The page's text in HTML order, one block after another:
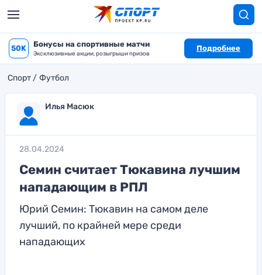
50K Бонусы на спортивные матчи
Эксклюзивные акции, розыгрыши призов
Подробнее
Спорт Футбол
Илья Масюк
28.04.2024
Семин считает Тюкавина лучшим
нападающим в РПЛ
Юрий Семин: Тюкавин на самом деле
лучший, по крайней мере среди
нападающих